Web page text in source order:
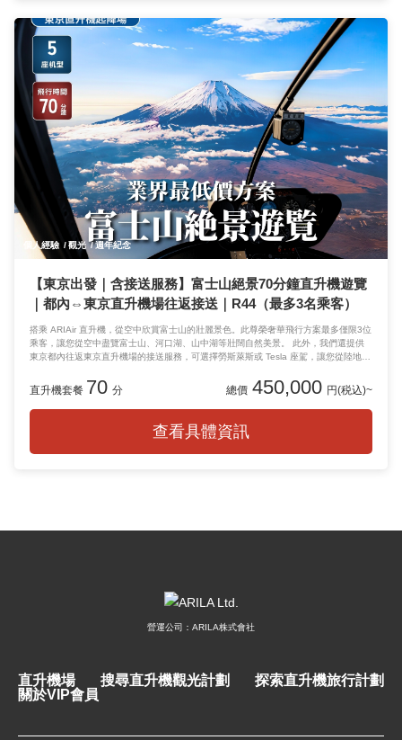
個人經驗 觀光 週年紀念
【東京出發｜含接送服務】富士山絕景70分鐘直升機遊覽
｜都內⇔東京直升機場往返接送｜R44（最多3名乘客）
搭乘 ARIAir 直升機，從空中欣賞富士山的壯麗景色。此尊榮奢華飛行方案最多僅限3位
乘客，讓您從空中盡覽富士山、河口湖、山中湖等壯闊自然美景。 此外，我們還提供
東京都內往返東京直升機場的接送服務，可選擇勞斯萊斯或 Tesla 座駕，讓您從陸地到
行選擇。
直升機套餐 70 分 總價 450,000 円(税込)~
查看具體資訊
營運公司：ARILA株式會社
直升機場 搜尋直升機觀光計劃
探索直升機旅行計劃
關於VIP會員